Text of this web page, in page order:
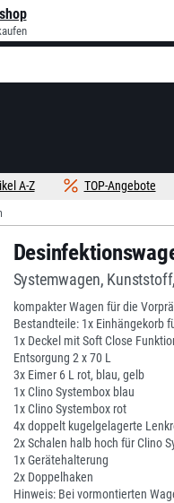
TOP-Angebote
A-Z
Systemwagen,
kompakter Wagen für die
Bestandteile: 1x Einhängekorb
1x Deckel mit Soft Close
Entsorgung 2 x 70 L
3x Eimer 6 L rot, blau, gelb
1x Clino Systembox blau
1x Clino Systembox rot
4x doppelt kugelgelagerte
2x Schalen halb hoch für Clino
1x Gerätehalterung
2x Doppelhaken
Hinweis: Bei vormontierten